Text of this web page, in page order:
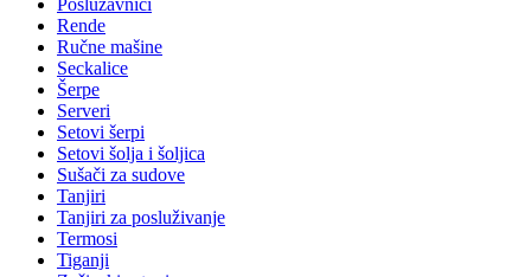
Rende
Ručne mašine
Seckalice
Šerpe
Serveri
Setovi šerpi
Setovi šolja i šoljica
Sušači za sudove
Tanjiri
Tanjiri za posluživanje
Termosi
Tiganji